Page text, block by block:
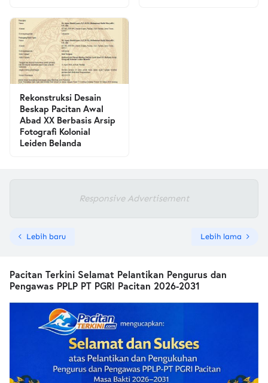
Rekonstruksi Desain
Beskap Pacitan Awal
Abad XX Berbasis Arsip
Fotografi Kolonial
Leiden Belanda
Responsive Advertisement
Lebih baru Lebih lama
Pacitan Terkini Selamat Pelantikan Pengurus dan
Pengawas PPLP PT PGRI Pacitan 2026-2031